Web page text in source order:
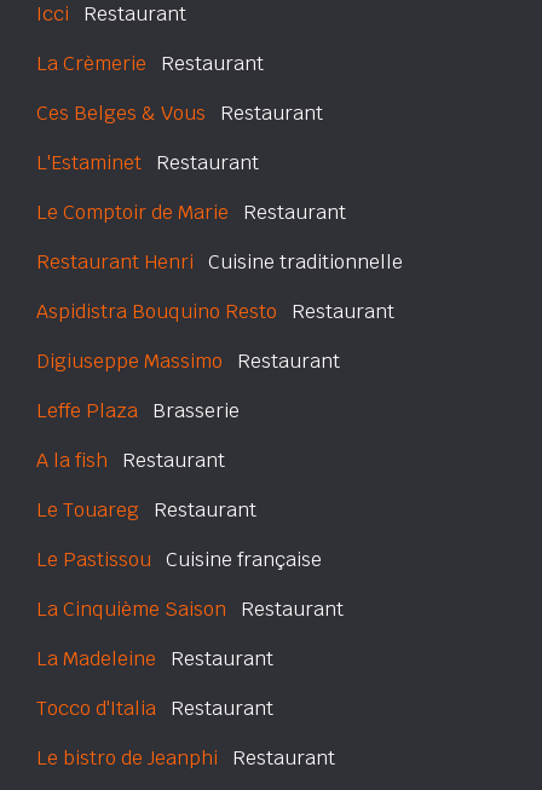
Icci Restaurant
La Crèmerie Restaurant
Ces Belges & Vous Restaurant
L'Estaminet Restaurant
Le Comptoir de Marie Restaurant
Restaurant Henri Cuisine traditionnelle
Aspidistra Bouquino Resto Restaurant
Digiuseppe Massimo Restaurant
Leffe Plaza Brasserie
A la fish Restaurant
Le Touareg Restaurant
Le Pastissou Cuisine française
La Cinquième Saison Restaurant
La Madeleine Restaurant
Tocco d'Italia Restaurant
Le bistro de Jeanphi Restaurant